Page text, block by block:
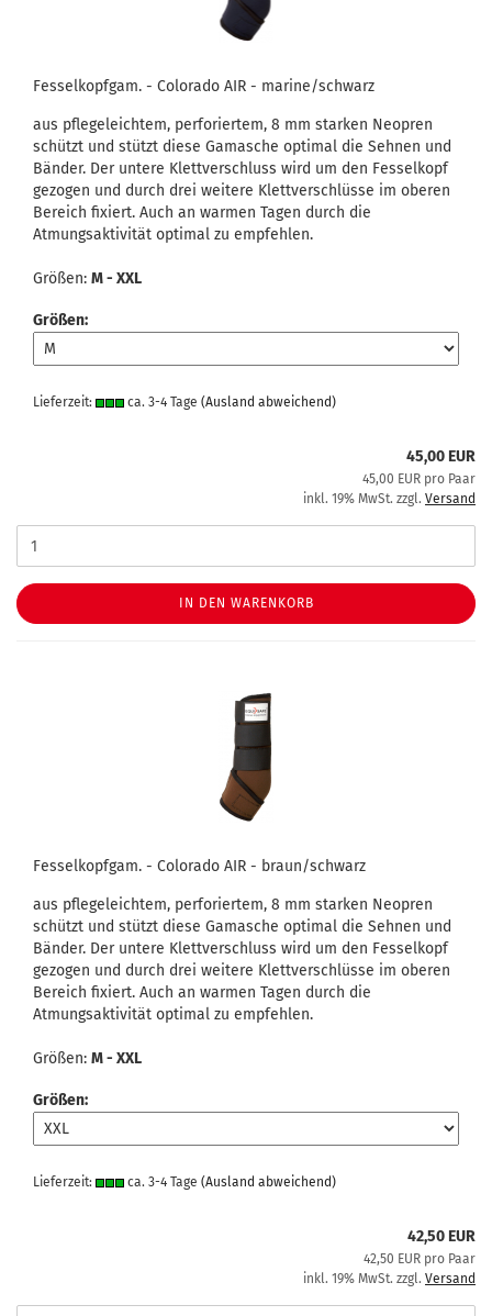
Fesselkopfgam. - Colorado AIR - marine/schwarz
aus pflegeleichtem, perforiertem, 8 mm starken Neopren
schützt und stützt diese Gamasche optimal die Sehnen und
Bänder. Der untere Klettverschluss wird um den Fesselkopf
gezogen und durch drei weitere Klettverschlüsse im oberen
Bereich fixiert. Auch an warmen Tagen durch die
Atmungsaktivität optimal zu empfehlen.
Größen: M - XXL
Größen:
Lieferzeit: ca. 3-4 Tage (Ausland abweichend)
45,00 EUR
45,00 EUR pro Paar
inkl. 19% MwSt. zzgl. Versand
IN DEN WARENKORB
Fesselkopfgam. - Colorado AIR - braun/schwarz
aus pflegeleichtem, perforiertem, 8 mm starken Neopren
schützt und stützt diese Gamasche optimal die Sehnen und
Bänder. Der untere Klettverschluss wird um den Fesselkopf
gezogen und durch drei weitere Klettverschlüsse im oberen
Bereich fixiert. Auch an warmen Tagen durch die
Atmungsaktivität optimal zu empfehlen.
Größen: M - XXL
Größen:
Lieferzeit: ca. 3-4 Tage (Ausland abweichend)
42,50 EUR
42,50 EUR pro Paar
inkl. 19% MwSt. zzgl. Versand